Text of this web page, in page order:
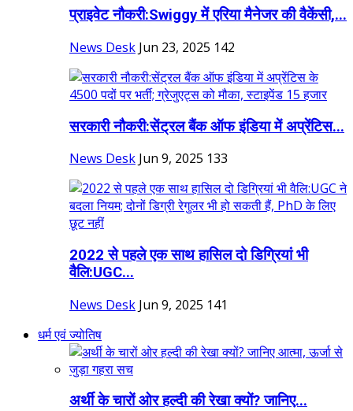
प्राइवेट नौकरी:Swiggy में एरिया मैनेजर की वैकेंसी,...
News Desk Jun 23, 2025 142
सरकारी नौकरी:सेंट्रल बैंक ऑफ इंडिया में अप्रेंटिस...
News Desk Jun 9, 2025 133
2022 से पहले एक साथ हासिल दो डिग्रियां भी
वैलि:UGC...
News Desk Jun 9, 2025 141
धर्म एवं ज्योतिष
अर्थी के चारों ओर हल्दी की रेखा क्यों? जानिए...